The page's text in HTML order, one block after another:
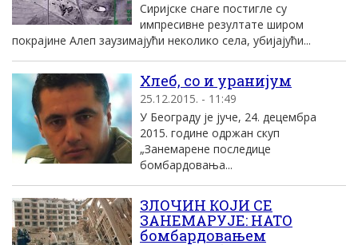
Сиријске снаге постигле су
импресивне резултате широм
покрајине Алеп заузимајући неколико села, убијајући...
Хлеб, со и уранијум
25.12.2015. - 11:49
У Београду је јуче, 24. децембра
2015. године одржан скуп
„Занемарене последице
бомбардовања...
ЗЛОЧИН КОЈИ СЕ
ЗАНЕМАРУЈЕ: НАТО
бомбардовањем